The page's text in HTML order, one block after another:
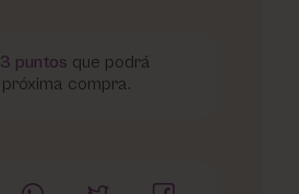
puntos que podrá
compra.